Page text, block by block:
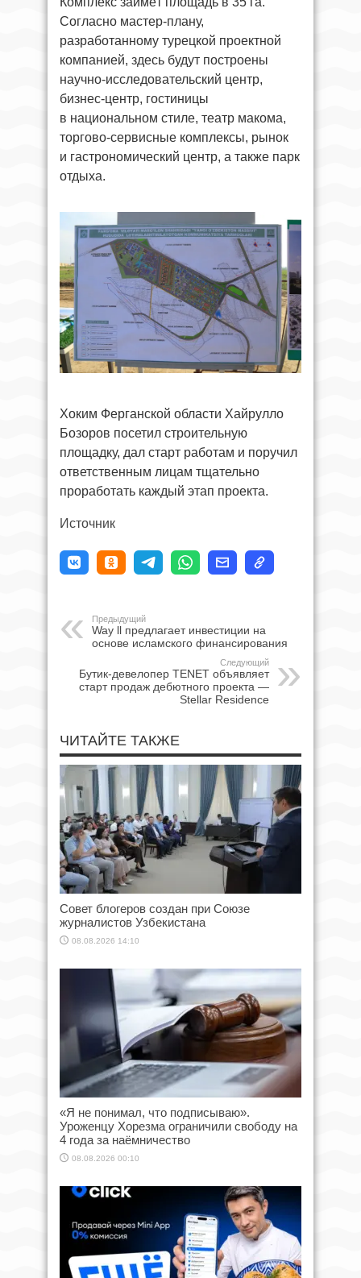
Согласно мастер-плану,
разработанному турецкой проектной
компанией, здесь будут построены
научно-исследовательский центр,
бизнес-центр, гостиницы
в национальном стиле, театр макома,
торгово-сервисные комплексы, рынок
и гастрономический центр, а также парк
отдыха.
Хоким Ферганской области Хайрулло
Бозоров посетил строительную
площадку, дал старт работам и поручил
ответственным лицам тщательно
проработать каждый этап проекта.
Источник
Предыдущий
Way ll предлагает инвестиции на
основе исламского финансирования
Следующий
Бутик-девелопер TENET объявляет
старт продаж дебютного проекта —
Stellar Residence
ЧИТАЙТЕ ТАКЖЕ
Совет блогеров создан при Союзе
журналистов Узбекистана
08.08.2026 14:10
«Я не понимал, что подписываю».
Уроженцу Хорезма ограничили свободу на
4 года за наёмничество
08.08.2026 00:10